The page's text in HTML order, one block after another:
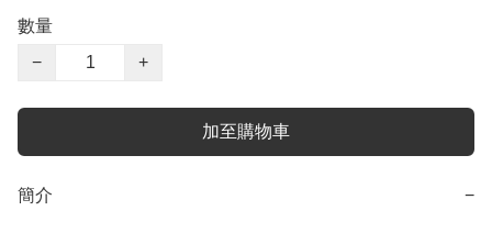
數量
−
+
加至購物車
簡介 −